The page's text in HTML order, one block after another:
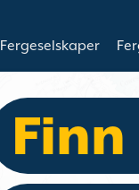
Fergeselskaper